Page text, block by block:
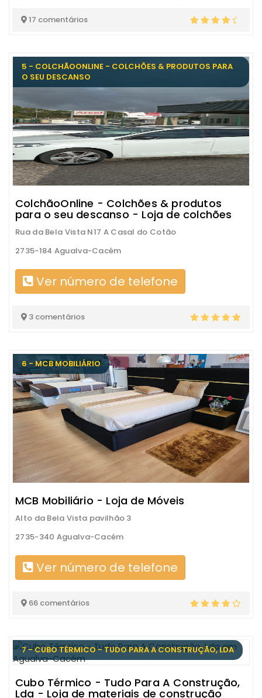
17 comentários
5 - COLCHÃOONLINE - COLCHÕES & PRODUTOS PARA
O SEU DESCANSO
ColchãoOnline - Colchões & produtos
para o seu descanso - Loja de colchões
Rua da Bela Vista N17 A Casal do Cotão
2735-184 Agualva-Cacém
Ver número de telefone
3 comentários
6 - MCB MOBILIÁRIO
MCB Mobiliário - Loja de Móveis
Alto da Bela Vista pavilhão 3
2735-340 Agualva-Cacém
Ver número de telefone
66 comentários
7 - CUBO TÉRMICO - TUDO PARA A CONSTRUÇÃO, LDA
Cubo Térmico - Tudo Para A Construção,
Lda - Loja de materiais de construção